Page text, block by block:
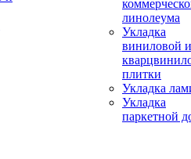
линолеума
Укладка
виниловой и
плитки
Укладка
Укладка
паркетной